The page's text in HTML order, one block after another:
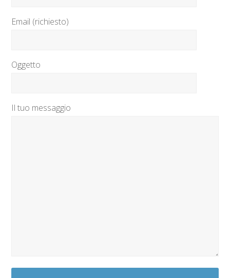
Email (richiesto)
Oggetto
Il tuo messaggio